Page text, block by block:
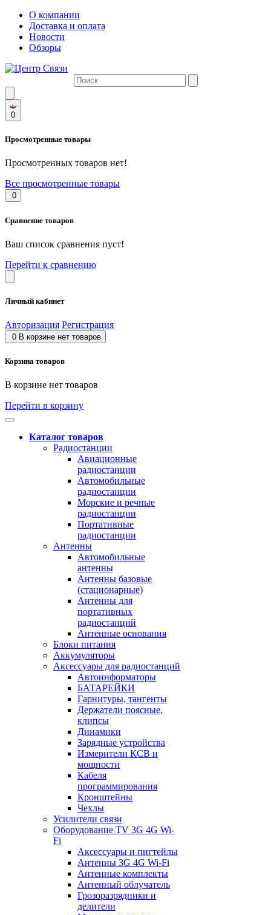
О компании
Доставка и оплата
Новости
Обзоры
0
Просмотренные товары
Просмотренных товаров нет!
Все просмотренные товары
0
Сравнение товаров
Ваш список сравнения пуст!
Перейти к сравнению
Личный кабинет
Авторизация Регистрация
0 В корзине нет товаров
Корзина товаров
В корзине нет товаров
Перейти в корзину
Каталог товаров
Радиостанции
Авиационные
радиостанции
Автомобильные
радиостанции
Морские и речные
радиостанции
Портативные
радиостанции
Антенны
Автомобильные
антенны
Антенны базовые
(стационарные)
Антенны для
портативных
радиостанций
Антенные основания
Блоки питания
Аккумуляторы
Аксессуары для радиостанций
Автоинформаторы
БАТАРЕЙКИ
Гарнитуры, тангенты
Держатели поясные,
клипсы
Динамики
Зарядные устройства
Измерители КСВ и
мощности
Кабеля
программирования
Кронштейны
Чехлы
Усилители связи
Оборудование TV 3G 4G Wi-
Fi
Аксессуары и пигтейлы
Антенны 3G 4G Wi-Fi
Антенные комплекты
Антенный облучатель
Грозоразрядники и
делители